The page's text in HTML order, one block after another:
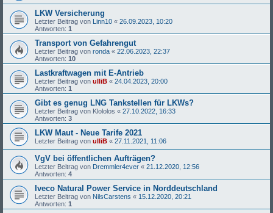
LKW Versicherung
Letzter Beitrag von Linn10 « 26.09.2023, 10:20
Antworten: 1
Transport von Gefahrengut
Letzter Beitrag von ronda « 22.06.2023, 22:37
Antworten: 10
Lastkraftwagen mit E-Antrieb
Letzter Beitrag von ulliB « 24.04.2023, 20:00
Antworten: 1
Gibt es genug LNG Tankstellen für LKWs?
Letzter Beitrag von Klololos « 27.10.2022, 16:33
Antworten: 3
LKW Maut - Neue Tarife 2021
Letzter Beitrag von ulliB « 27.11.2021, 11:06
VgV bei öffentlichen Aufträgen?
Letzter Beitrag von Dremmler4ever « 21.12.2020, 12:56
Antworten: 4
Iveco Natural Power Service in Norddeutschland
Letzter Beitrag von NilsCarstens « 15.12.2020, 20:21
Antworten: 1